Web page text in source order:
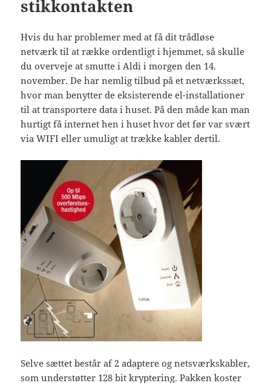
stikkontakten
Hvis du har problemer med at få dit trådløse
netværk til at række ordentligt i hjemmet, så skulle
du overveje at smutte i Aldi i morgen den 14.
november. De har nemlig tilbud på et netværkssæt,
hvor man benytter de eksisterende el-installationer
til at transportere data i huset. På den måde kan man
hurtigt få internet hen i huset hvor det før var svært
via WIFI eller umuligt at trække kabler dertil.
Selve sættet består af 2 adaptere og netsværkskabler,
som understøtter 128 bit kryptering. Pakken koster